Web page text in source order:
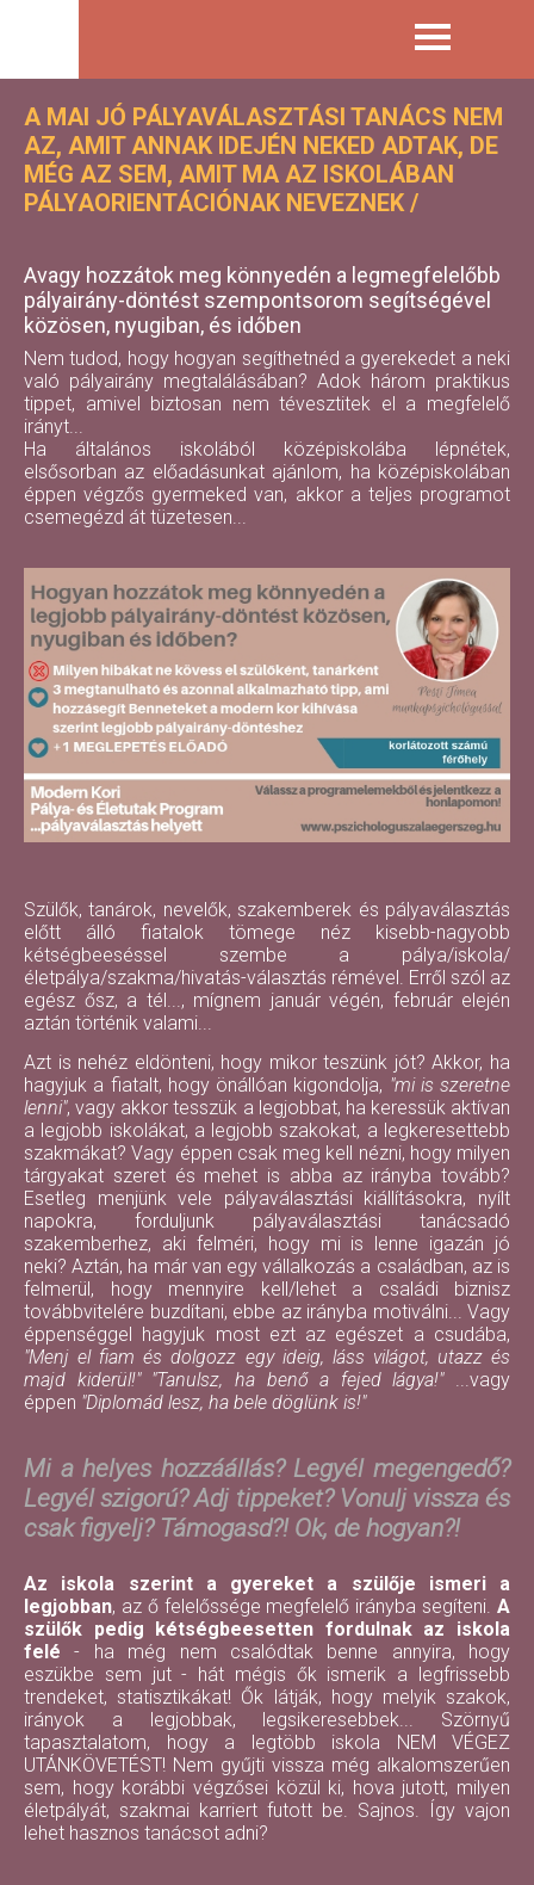
A MAI JÓ PÁLYAVÁLASZTÁSI TANÁCS NEM
AZ, AMIT ANNAK IDEJÉN NEKED ADTAK, DE
MÉG AZ SEM, AMIT MA AZ ISKOLÁBAN
PÁLYAORIENTÁCIÓNAK NEVEZNEK /
Avagy hozzátok meg könnyedén a legmegfelelőbb
pályairány-döntést szempontsorom segítségével
közösen, nyugiban, és időben
Nem tudod, hogy hogyan segíthetnéd a gyerekedet a neki
való pályairány megtalálásában? Adok három praktikus
tippet, amivel biztosan nem tévesztitek el a megfelelő
irányt...
Ha általános iskolából középiskolába lépnétek,
elsősorban az előadásunkat ajánlom, ha középiskolában
éppen végzős gyermeked van, akkor a teljes programot
csemegézd át tüzetesen...
Szülők, tanárok, nevelők, szakemberek és pályaválasztás
előtt álló fiatalok tömege néz kisebb-nagyobb
kétségbeeséssel szembe a pálya/iskola/
életpálya/szakma/hivatás-választás rémével. Erről szól az
egész ősz, a tél..., mígnem január végén, február elején
aztán történik valami...
Azt is nehéz eldönteni, hogy mikor teszünk jót? Akkor, ha
hagyjuk a fiatalt, hogy önállóan kigondolja, "mi is szeretne
lenni", vagy akkor tesszük a legjobbat, ha keressük aktívan
a legjobb iskolákat, a legjobb szakokat, a legkeresettebb
szakmákat? Vagy éppen csak meg kell nézni, hogy milyen
tárgyakat szeret és mehet is abba az irányba tovább?
Esetleg menjünk vele pályaválasztási kiállításokra, nyílt
napokra, forduljunk pályaválasztási tanácsadó
szakemberhez, aki felméri, hogy mi is lenne igazán jó
neki? Aztán, ha már van egy vállalkozás a családban, az is
felmerül, hogy mennyire kell/lehet a családi biznisz
továbbvitelére buzdítani, ebbe az irányba motiválni... Vagy
éppenséggel hagyjuk most ezt az egészet a csudába,
"Menj el fiam és dolgozz egy ideig, láss világot, utazz és
majd kiderül!" "Tanulsz, ha benő a fejed lágya!"...vagy
éppen "Diplomád lesz, ha bele döglünk is!"
Mi a helyes hozzáállás? Legyél megengedő?
Legyél szigorú? Adj tippeket? Vonulj vissza és
csak figyelj? Támogasd?! Ok, de hogyan?!
Az iskola szerint a gyereket a szülője ismeri a
legjobban, az ő felelőssége megfelelő irányba segíteni. A
szülők pedig kétségbeesetten fordulnak az iskola
felé - ha még nem csalódtak benne annyira, hogy
eszükbe sem jut - hát mégis ők ismerik a legfrissebb
trendeket, statisztikákat! Ők látják, hogy melyik szakok,
irányok a legjobbak, legsikeresebbek... Szörnyű
tapasztalatom, hogy a legtöbb iskola NEM VÉGEZ
UTÁNKÖVETÉST! Nem gyűjti vissza még alkalomszerűen
sem, hogy korábbi végzősei közül ki, hova jutott, milyen
életpályát, szakmai karriert futott be. Sajnos. Így vajon
lehet hasznos tanácsot adni?